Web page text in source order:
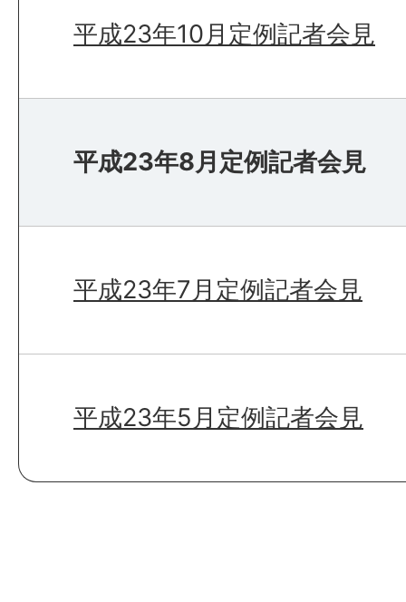
平成23年10月定例記者会見
平成23年8月定例記者会見
平成23年7月定例記者会見
平成23年5月定例記者会見